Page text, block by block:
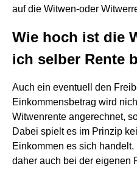
auf die Witwen-oder
Wie hoch ist die
ich selber Rente
Auch ein eventuell den
Einkommensbetrag wird
Witwenrente angerechnet,
Dabei spielt es im Prinzip
Einkommen es sich
daher auch bei der eigenen